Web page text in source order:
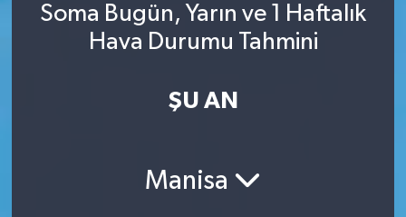
Soma Bugün, Yarın ve 1 Haftalık
Hava Durumu Tahmini
ŞU AN
Manisa
Borsa
Trafik Durumu